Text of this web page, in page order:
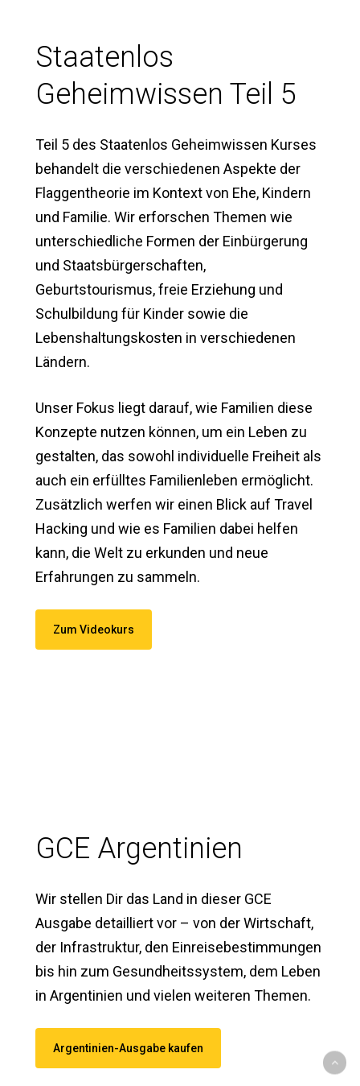
Staatenlos
Geheimwissen Teil 5
Teil 5 des Staatenlos Geheimwissen Kurses
behandelt die verschiedenen Aspekte der
Flaggentheorie im Kontext von Ehe, Kindern
und Familie. Wir erforschen Themen wie
unterschiedliche Formen der Einbürgerung
und Staatsbürgerschaften,
Geburtstourismus, freie Erziehung und
Schulbildung für Kinder sowie die
Lebenshaltungskosten in verschiedenen
Ländern.
Unser Fokus liegt darauf, wie Familien diese
Konzepte nutzen können, um ein Leben zu
gestalten, das sowohl individuelle Freiheit als
auch ein erfülltes Familienleben ermöglicht.
Zusätzlich werfen wir einen Blick auf Travel
Hacking und wie es Familien dabei helfen
kann, die Welt zu erkunden und neue
Erfahrungen zu sammeln.
Zum Videokurs
GCE Argentinien
Wir stellen Dir das Land in dieser GCE
Ausgabe detailliert vor – von der Wirtschaft,
der Infrastruktur, den Einreisebestimmungen
bis hin zum Gesundheitssystem, dem Leben
in Argentinien und vielen weiteren Themen.
Argentinien-Ausgabe kaufen